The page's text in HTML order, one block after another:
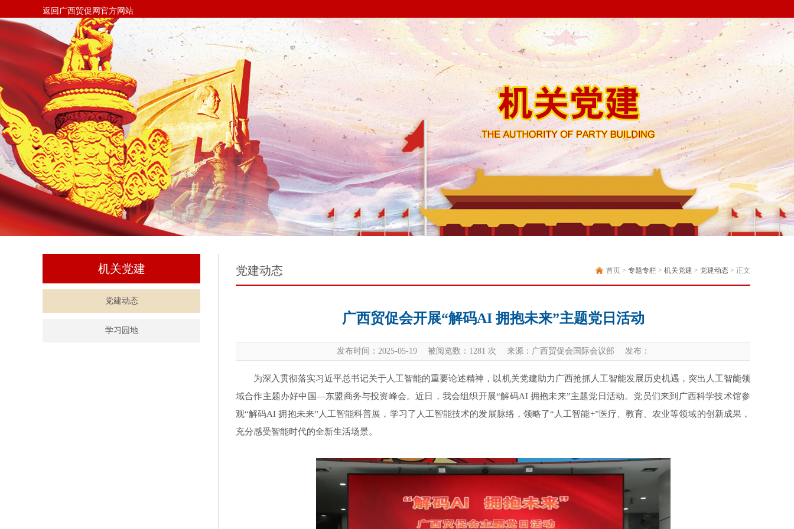
返回广西贸促网官方网站
机关党建
党建动态
学习园地
首页 > 专题专栏 > 机关党建 > 党建动态 > 正文
党建动态
广西贸促会开展“解码AI 拥抱未来”主题党日活动
发布时间：2025-05-19 被阅览数： 1281 次 来源：广西贸促会国际会议部 发布：
为深入贯彻落实习近平总书记关于人工智能的重要论述精神，以机关党建助力广西抢抓人工智能发展历史机遇，突出人工智能领
域合作主题办好中国—东盟商务与投资峰会。近日，我会组织开展“解码AI 拥抱未来”主题党日活动。党员们来到广西科学技术馆参
观“解码AI 拥抱未来”人工智能科普展，学习了人工智能技术的发展脉络，领略了“人工智能+”医疗、教育、农业等领域的创新成果，
充分感受智能时代的全新生活场景。